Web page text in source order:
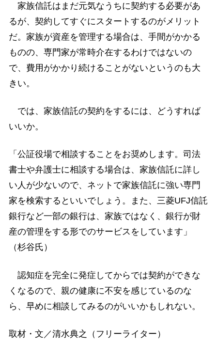
家族信託はまだ元気なうちに契約する必要があ
るが、契約してすぐにスタートするのがメリット
だ。家族が資産を管理する場合は、手間がかかる
ものの、専門家が常時介在するわけではないの
で、費用がかかり続けることがないというのも大
きい。
では、家族信託の契約をするには、どうすれば
いいか。
「公証役場で相談することをお奨めします。司法
書士や弁護士に相談する場合は、家族信託に詳し
い人が少ないので、ネットで家族信託に強い専門
家を検索するといいでしょう。また、三菱UFJ信託
銀行など一部の銀行は、家族ではなく、銀行が財
産の管理をする形でのサービスをしています」
（杉谷氏）
認知症を完全に発症してからでは契約ができな
くなるので、親の健康に不安を感じているのな
ら、早めに相談してみるのがいいかもしれない。
取材・文／清水典之（フリーライター）